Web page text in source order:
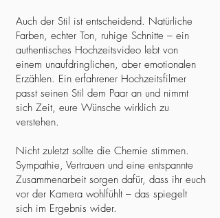
Auch der Stil ist entscheidend. Natürliche
Farben, echter Ton, ruhige Schnitte – ein
authentisches Hochzeitsvideo lebt von
einem unaufdringlichen, aber emotionalen
Erzählen. Ein erfahrener Hochzeitsfilmer
passt seinen Stil dem Paar an und nimmt
sich Zeit, eure Wünsche wirklich zu
verstehen.
Nicht zuletzt sollte die Chemie stimmen.
Sympathie, Vertrauen und eine entspannte
Zusammenarbeit sorgen dafür, dass ihr euch
vor der Kamera wohlfühlt – das spiegelt
sich im Ergebnis wider.